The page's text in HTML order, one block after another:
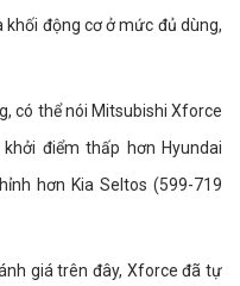
khối động cơ ở mức đủ dùng,
có thể nói Mitsubishi Xforce
điểm thấp hơn Hyundai
hơn Kia Seltos (599-719
giá trên đây, Xforce đã tự